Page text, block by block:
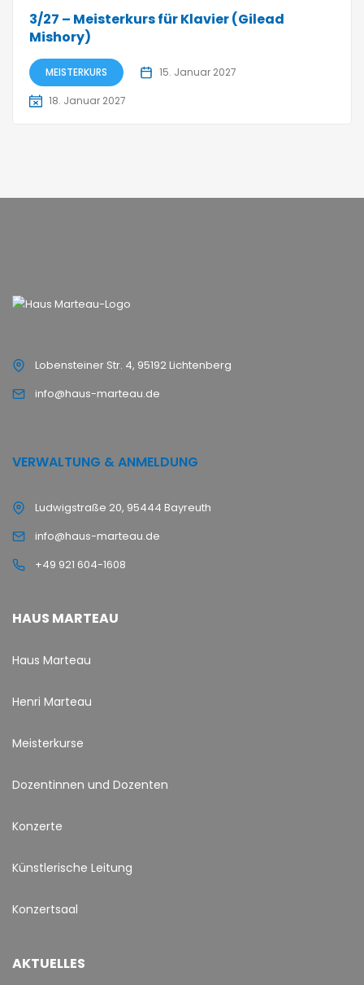
3/27 – Meisterkurs für Klavier (Gilead
Mishory)
MEISTERKURS 15. Januar 2027
18. Januar 2027
Lobensteiner Str. 4, 95192 Lichtenberg
info@haus-marteau.de
VERWALTUNG & ANMELDUNG
Ludwigstraße 20, 95444 Bayreuth
info@haus-marteau.de
+49 921 604-1608
HAUS MARTEAU
Haus Marteau
Henri Marteau
Meisterkurse
Dozentinnen und Dozenten
Konzerte
Künstlerische Leitung
Konzertsaal
AKTUELLES